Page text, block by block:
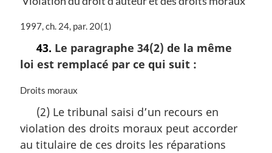
N
e
a
i
n
1997, ch. 24, par. 20(1)
43. Le paragraphe 34(2) de la même
loi est remplacé par ce qui suit :
N
e
m
Droits moraux
(2) Le tribunal saisi d’un recours en
violation des droits moraux peut accorder
au titulaire de ces droits les réparations